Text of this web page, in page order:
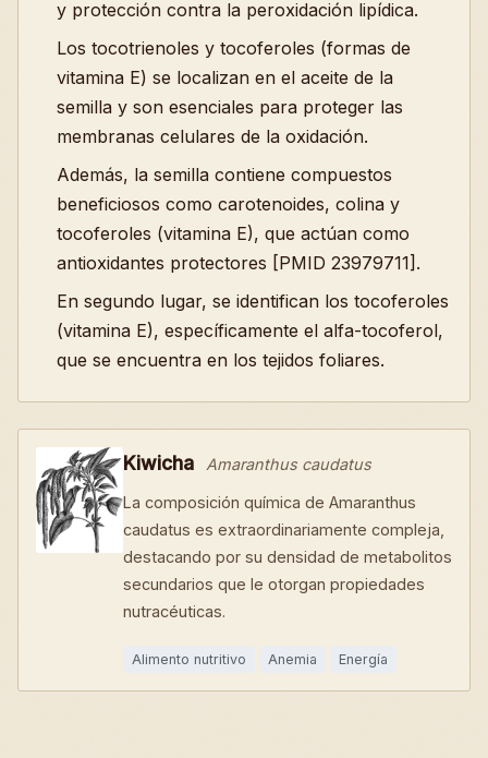
y protección contra la peroxidación lipídica.
Los tocotrienoles y tocoferoles (formas de
vitamina E) se localizan en el aceite de la
semilla y son esenciales para proteger las
membranas celulares de la oxidación.
Además, la semilla contiene compuestos
beneficiosos como carotenoides, colina y
tocoferoles (vitamina E), que actúan como
antioxidantes protectores [PMID 23979711].
En segundo lugar, se identifican los tocoferoles
(vitamina E), específicamente el alfa-tocoferol,
que se encuentra en los tejidos foliares.
Kiwicha Amaranthus caudatus
La composición química de Amaranthus
caudatus es extraordinariamente compleja,
destacando por su densidad de metabolitos
secundarios que le otorgan propiedades
nutracéuticas.
Alimento nutritivo Anemia Energía